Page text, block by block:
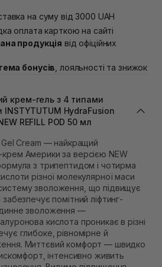
вул. Винниченка 4
вул. Академіка Підстригача, 1В
вул. Степана Бандери 45
вул. Кулика і Гудачека 23 (ТЦ
на суму від 3000 UAH
оплата карткою на сайті
продукція від офіційних
бонусів , лояльності та знижок
крем-гель з 4 типами
INSTYTUTUM HydraFusion
REFILL POD 50 мл
Cream — найкращий
Америки за версією NEW
з трипептидом і чотирма
різної молекулярної маси
зволоження, що підвищує
помітний ліфтинг-
зволоження —
кислота проникає в різні
глибоке, рівномірне й
Миттєвий комфорт — швидко
інтенсивно живить